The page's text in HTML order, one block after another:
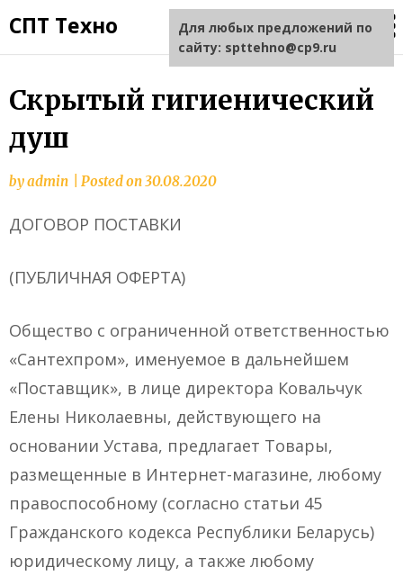
СПТ Техно
Скрытый гигиенический
душ
byadmin Posted on30.08.2020
ДОГОВОР ПОСТАВКИ
(ПУБЛИЧНАЯ ОФЕРТА)
Общество с ограниченной ответственностью
«Сантехпром», именуемое в дальнейшем
«Поставщик», в лице директора Ковальчук
Елены Николаевны, действующего на
основании Устава, предлагает Товары,
размещенные в Интернет-магазине, любому
правоспособному (согласно статьи 45
Гражданского кодекса Республики Беларусь)
юридическому лицу, а также любому
Для любых предложений по
сайту: spttehno@cp9.ru